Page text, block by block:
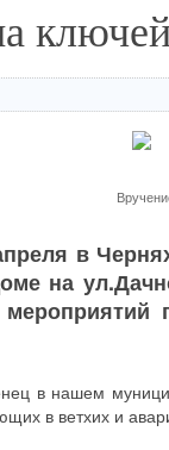
ключей
в
на
в нашем
в ветхих и